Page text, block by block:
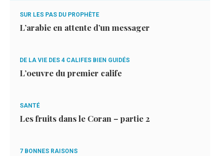
SUR LES PAS DU PROPHÈTE
L’arabie en attente d’un messager
DE LA VIE DES 4 CALIFES BIEN GUIDÉS
L’oeuvre du premier calife
SANTÉ
Les fruits dans le Coran – partie 2
7 BONNES RAISONS